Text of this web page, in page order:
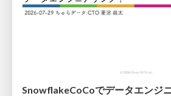
SnowflakeCoCoでデータエンジ